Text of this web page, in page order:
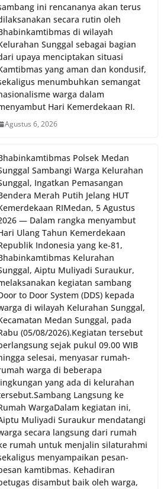
ini rencananya akan terus
secara rutin oleh
di wilayah
Sunggal sebagai bagian
upaya menciptakan situasi
yang aman dan kondusif,
menumbuhkan semangat
warga dalam
Hari Kemerdekaan RI.
Agustus 6, 2026
Polsek Medan
Sambangi Warga Kelurahan
Ingatkan Pemasangan
Merah Putih Jelang HUT
RI‎‎Medan, 5 Agustus
— Dalam rangka menyambut
Ulang Tahun Kemerdekaan
Indonesia yang ke-81,
Kelurahan
Aiptu Muliyadi Suraukur,
kegiatan sambang
to Door System (DDS) kepada
di wilayah Kelurahan Sunggal,
Medan Sunggal, pada
(05/08/2026).‎‎Kegiatan tersebut
sejak pukul 09.00 WIB
selesai, menyasar rumah-
warga di beberapa
yang ada di kelurahan
Langsung ke
Warga‎Dalam kegiatan ini,
Muliyadi Suraukur mendatangi
secara langsung dari rumah
rumah untuk menjalin silaturahmi
menyampaikan pesan-
kamtibmas. Kehadiran
disambut baik oleh warga,